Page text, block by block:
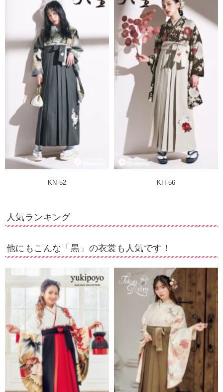
KN-52 KH-56
人気ランキング
他にもこんな「黒」の衣裳も人気です！